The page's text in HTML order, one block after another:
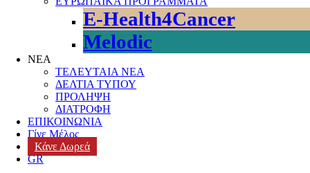
E-Health4Cancer
Melodic
ΝΕΑ
ΤΕΛΕΥΤΑΙΑ ΝΕΑ
ΔΕΛΤΙΑ ΤΥΠΟΥ
ΠΡΟΛΗΨΗ
ΔΙΑΤΡΟΦΗ
ΕΠΙΚΟΙΝΩΝΙΑ
Γίνε Μέλος
Κάνε Δωρεά
GR
Με πρόσφατη απόφαση του Υπουργείου Υγείας (ΦΕΚ Β’ 5627/20-
10-2025, Απόφαση Δ3(α) 41081/2025), εγκρίνονται και
αποζημιώνονται πλέονπερισσότερες εξετάσεις βιοδεικτών
σημαντικό βήμα για τη σύγχρονη ογκολογική φροντίδα.
(Διαβάστε το ΦΕΚεδώ)
Αλλά τι είναι οιβιοδείκτες
Πρόκειται για ειδικούς «δείκτες» που εντοπίζονται μέσα από
μοριακές εξετάσεις και βοηθούν τους γιατρούς να κατανοήσουν τα
μοναδικά χαρακτηριστικά κάθε μορφής καρκίνου. Με απλά λόγια,
λειτουργούν σαν «πυξίδα» που δείχνει ποια θεραπεία είναι πιο
κατάλληλη και πιο ασφαλής για κάθε ασθενή ξεχωριστά.